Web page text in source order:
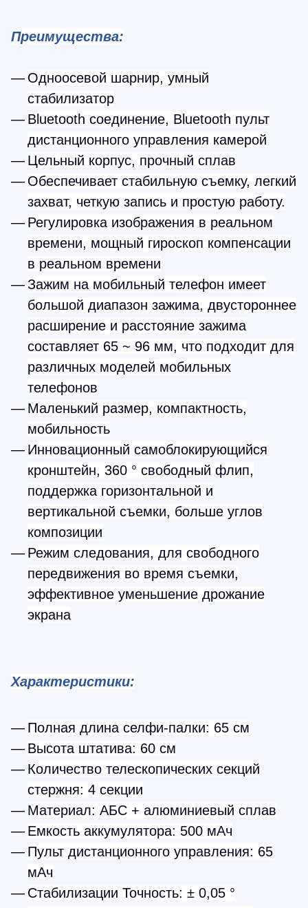
Преимущества:
Одноосевой шарнир, умный
стабилизатор
Bluetooth соединение, Bluetooth пульт
дистанционного управления камерой
Цельный корпус, прочный сплав
Обеспечивает стабильную съемку, легкий
захват, четкую запись и простую работу.
Регулировка изображения в реальном
времени, мощный гироскоп компенсации
в реальном времени
Зажим на мобильный телефон имеет
большой диапазон зажима, двустороннее
расширение и расстояние зажима
составляет 65 ~ 96 мм, что подходит для
различных моделей мобильных
телефонов
Маленький размер, компактность,
мобильность
Инновационный самоблокирующийся
кронштейн, 360 ° свободный флип,
поддержка горизонтальной и
вертикальной съемки, больше углов
композиции
Режим следования, для свободного
передвижения во время съемки,
эффективное уменьшение дрожание
экрана
Характеристики:
Полная длина селфи-палки: 65 см
Высота штатива: 60 см
Количество телескопических секций
стержня: 4 секции
Материал: АБС + алюминиевый сплав
Емкость аккумулятора: 500 мАч
Пульт дистанционного управления: 65
мАч
Стабилизации Точность: ± 0,05 °